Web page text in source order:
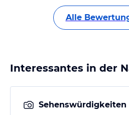
Alle
Interessantes in der
Sehenswürdigkeiten